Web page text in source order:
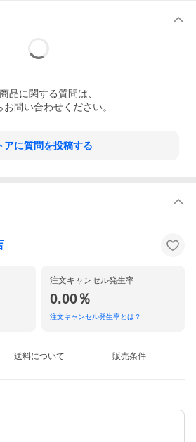
商品に関する質問は、
お問い合わせください。
アに質問を投稿する
注文キャンセル発生率
0.00％
注文キャンセル発生率とは？
送料について 販売条件